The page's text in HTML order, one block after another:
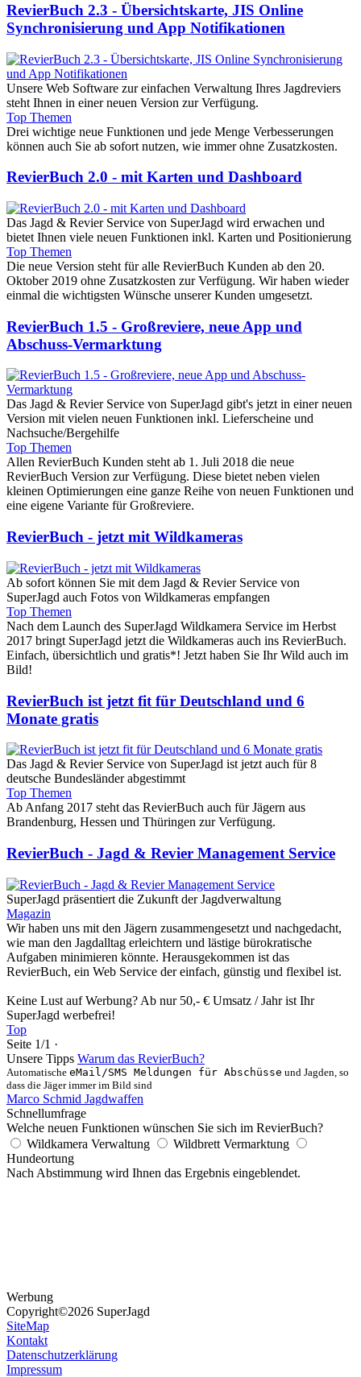
RevierBuch 2.3 - Übersichtskarte, JIS Online
Synchronisierung und App Notifikationen
Unsere Web Software zur einfachen Verwaltung Ihres Jagdreviers
steht Ihnen in einer neuen Version zur Verfügung.
Top Themen
Drei wichtige neue Funktionen und jede Menge Verbesserungen
können auch Sie ab sofort nutzen, wie immer ohne Zusatzkosten.
RevierBuch 2.0 - mit Karten und Dashboard
Das Jagd & Revier Service von SuperJagd wird erwachen und
bietet Ihnen viele neuen Funktionen inkl. Karten und Positionierung
Top Themen
Die neue Version steht für alle RevierBuch Kunden ab den 20.
Oktober 2019 ohne Zusatzkosten zur Verfügung. Wir haben wieder
einmal die wichtigsten Wünsche unserer Kunden umgesetzt.
RevierBuch 1.5 - Großreviere, neue App und
Abschuss-Vermarktung
Das Jagd & Revier Service von SuperJagd gibt's jetzt in einer neuen
Version mit vielen neuen Funktionen inkl. Lieferscheine und
Nachsuche/Bergehilfe
Top Themen
Allen RevierBuch Kunden steht ab 1. Juli 2018 die neue
RevierBuch Version zur Verfügung. Diese bietet neben vielen
kleinen Optimierungen eine ganze Reihe von neuen Funktionen und
eine eigene Variante für Großreviere.
RevierBuch - jetzt mit Wildkameras
Ab sofort können Sie mit dem Jagd & Revier Service von
SuperJagd auch Fotos von Wildkameras empfangen
Top Themen
Nach dem Launch des SuperJagd Wildkamera Service im Herbst
2017 bringt SuperJagd jetzt die Wildkameras auch ins RevierBuch.
Einfach, übersichtlich und gratis*! Jetzt haben Sie Ihr Wild auch im
Bild!
RevierBuch ist jetzt fit für Deutschland und 6
Monate gratis
Das Jagd & Revier Service von SuperJagd ist jetzt auch für 8
deutsche Bundesländer abgestimmt
Top Themen
Ab Anfang 2017 steht das RevierBuch auch für Jägern aus
Brandenburg, Hessen und Thüringen zur Verfügung.
RevierBuch - Jagd & Revier Management Service
SuperJagd präsentiert die Zukunft der Jagdverwaltung
Magazin
Wir haben uns mit den Jägern zusammengesetzt und nach­gedacht,
wie man den Jagdalltag erleichtern und lästige bürokratische
Aufgaben minimieren könnte. Heraus­gekommen ist das
RevierBuch, ein Web Service der einfach, günstig und flexibel ist.
Keine Lust auf Werbung? Ab nur 50,- € Umsatz / Jahr ist Ihr
SuperJagd werbefrei!
Top
Seite 1/1 ·
Unsere Tipps Warum das RevierBuch?
Automatische eMail/SMS Meldungen für Abschüsse und Jagden, so
dass die Jäger immer im Bild sind
Marco Schmid Jagdwaffen
Schnellumfrage
Welche neuen Funktionen wünschen Sie sich im RevierBuch?
Wildkamera Verwaltung
Wildbrett Vermarktung
Hundeortung
Nach Abstimmung wird Ihnen das Ergebnis eingeblendet.
Werbung
Copyright©2026 SuperJagd
SiteMap
Kontakt
Datenschutzerklärung
Impressum